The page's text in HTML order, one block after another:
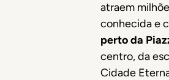
atraem
conhecida e
perto da
centro, da
Cidade